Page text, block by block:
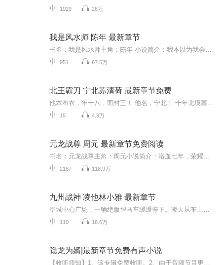
1029 26万
我是风水师 陈年 最新章节
951 67.5万
北王霸刀 宁北苏清荷 最新章节免费
15 4.9万
元龙战尊 周元 最新章节免费阅读
2167 118.9万
九州战神 凌他林小雅 最新章节
110 18.6万
隐龙为婿|最新章节免费有声小说